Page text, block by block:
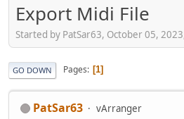
Export Midi File
Started by PatSar63, October 05,
GO DOWN Pages 1
PatSar63 vArranger